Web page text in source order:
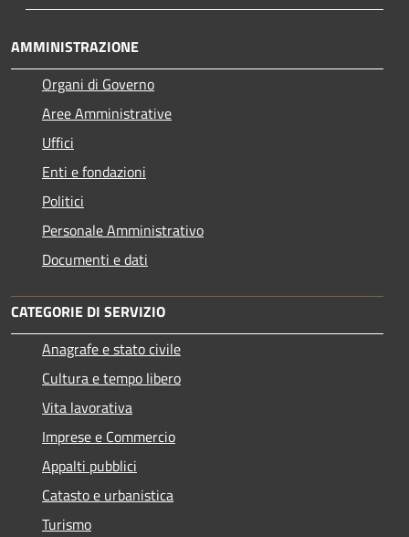
AMMINISTRAZIONE
Organi di Governo
Aree Amministrative
Uffici
Enti e fondazioni
Politici
Personale Amministrativo
Documenti e dati
CATEGORIE DI SERVIZIO
Anagrafe e stato civile
Cultura e tempo libero
Vita lavorativa
Imprese e Commercio
Appalti pubblici
Catasto e urbanistica
Turismo